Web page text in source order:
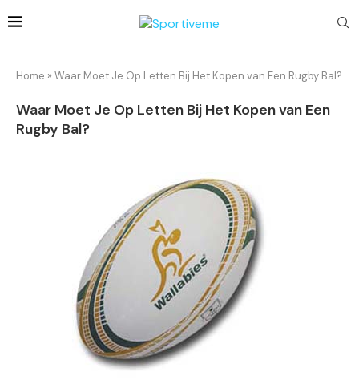
Home » Waar Moet Je Op Letten Bij Het Kopen van Een Rugby Bal?
Waar Moet Je Op Letten Bij Het Kopen van Een
Rugby Bal?